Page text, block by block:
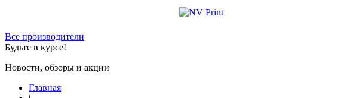
Все производители
Будьте в курсе!
Новости, обзоры и акции
Главная